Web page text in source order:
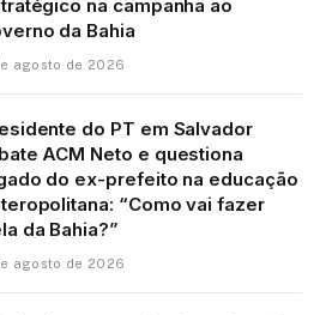
na campanha ao
da Bahia
agosto de 2026
do PT em Salvador
ACM Neto e questiona
do ex-prefeito na educação
“Como vai fazer
da Bahia?”
agosto de 2026